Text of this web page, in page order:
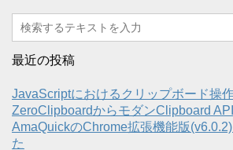
最近の投稿
JavaScriptにおけるクリップボード操
ZeroClipboardからモダンClipboard
AmaQuickのChrome拡張機能版
た